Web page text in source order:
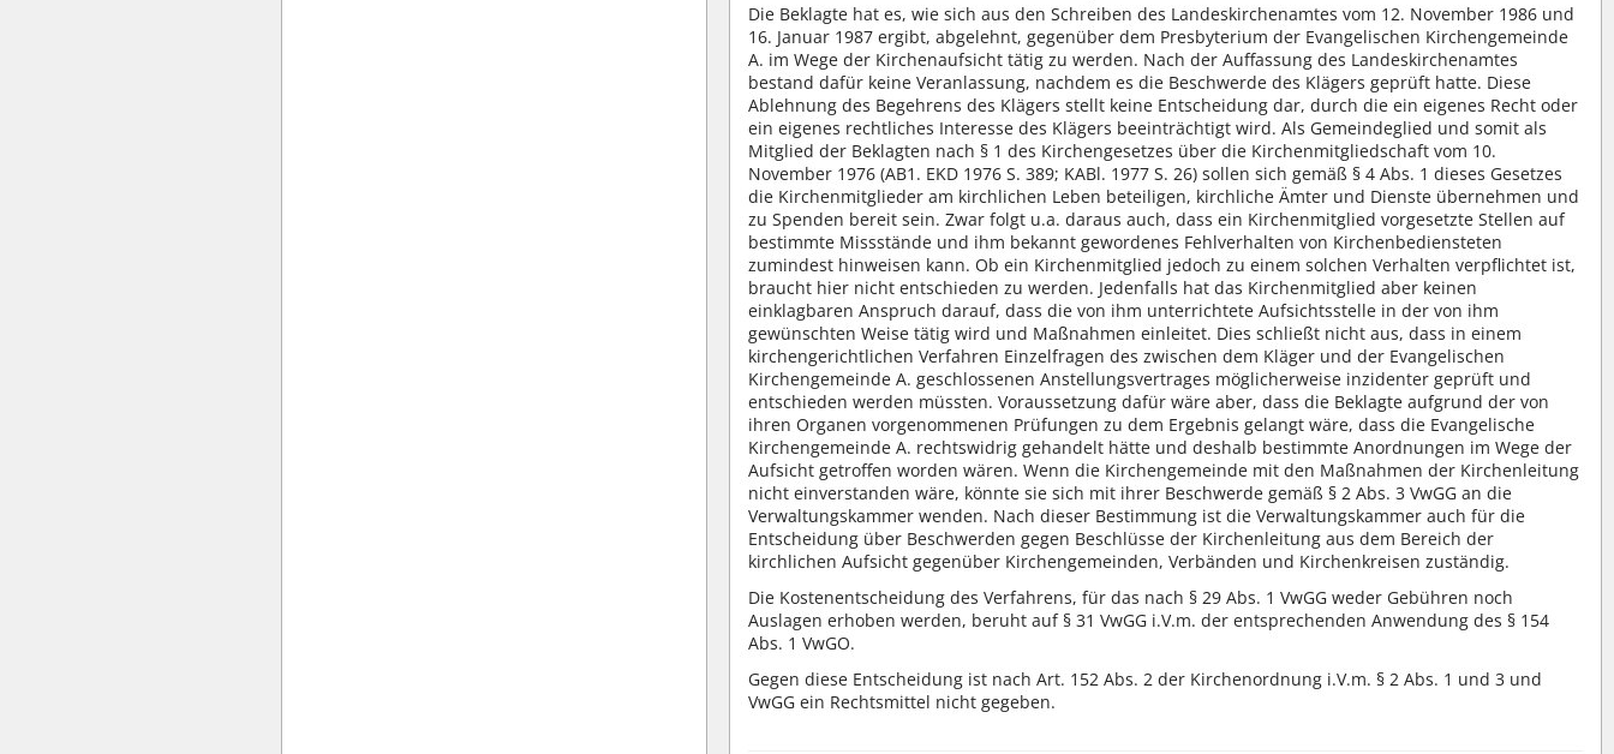
Die Beklagte hat es, wie sich aus den Schreiben des Landeskirchenamtes vom 12. November 1986 und
16. Januar 1987 ergibt, abgelehnt, gegenüber dem Presbyterium der Evangelischen Kirchengemeinde
A. im Wege der Kirchenaufsicht tätig zu werden. Nach der Auffassung des Landeskirchenamtes
bestand dafür keine Veranlassung, nachdem es die Beschwerde des Klägers geprüft hatte. Diese
Ablehnung des Begehrens des Klägers stellt keine Entscheidung dar, durch die ein eigenes Recht oder
ein eigenes rechtliches Interesse des Klägers beeinträchtigt wird. Als Gemeindeglied und somit als
Mitglied der Beklagten nach § 1 des Kirchengesetzes über die Kirchenmitgliedschaft vom 10.
November 1976 (AB1. EKD 1976 S. 389; KABl. 1977 S. 26) sollen sich gemäß § 4 Abs. 1 dieses Gesetzes
die Kirchenmitglieder am kirchlichen Leben beteiligen, kirchliche Ämter und Dienste übernehmen und
zu Spenden bereit sein. Zwar folgt u.a. daraus auch, dass ein Kirchenmitglied vorgesetzte Stellen auf
bestimmte Missstände und ihm bekannt gewordenes Fehlverhalten von Kirchenbediensteten
zumindest hinweisen kann. Ob ein Kirchenmitglied jedoch zu einem solchen Verhalten verpflichtet ist,
braucht hier nicht entschieden zu werden. Jedenfalls hat das Kirchenmitglied aber keinen
einklagbaren Anspruch darauf, dass die von ihm unterrichtete Aufsichtsstelle in der von ihm
gewünschten Weise tätig wird und Maßnahmen einleitet. Dies schließt nicht aus, dass in einem
kirchengerichtlichen Verfahren Einzelfragen des zwischen dem Kläger und der Evangelischen
Kirchengemeinde A. geschlossenen Anstellungsvertrages möglicherweise inzidenter geprüft und
entschieden werden müssten. Voraussetzung dafür wäre aber, dass die Beklagte aufgrund der von
ihren Organen vorgenommenen Prüfungen zu dem Ergebnis gelangt wäre, dass die Evangelische
Kirchengemeinde A. rechtswidrig gehandelt hätte und deshalb bestimmte Anordnungen im Wege der
Aufsicht getroffen worden wären. Wenn die Kirchengemeinde mit den Maßnahmen der Kirchenleitung
nicht einverstanden wäre, könnte sie sich mit ihrer Beschwerde gemäß § 2 Abs. 3 VwGG an die
Verwaltungskammer wenden. Nach dieser Bestimmung ist die Verwaltungskammer auch für die
Entscheidung über Beschwerden gegen Beschlüsse der Kirchenleitung aus dem Bereich der
kirchlichen Aufsicht gegenüber Kirchengemeinden, Verbänden und Kirchenkreisen zuständig.
Die Kostenentscheidung des Verfahrens, für das nach § 29 Abs. 1 VwGG weder Gebühren noch
Auslagen erhoben werden, beruht auf § 31 VwGG i.V.m. der entsprechenden Anwendung des § 154
Abs. 1 VwGO.
Gegen diese Entscheidung ist nach Art. 152 Abs. 2 der Kirchenordnung i.V.m. § 2 Abs. 1 und 3 und
VwGG ein Rechtsmittel nicht gegeben.